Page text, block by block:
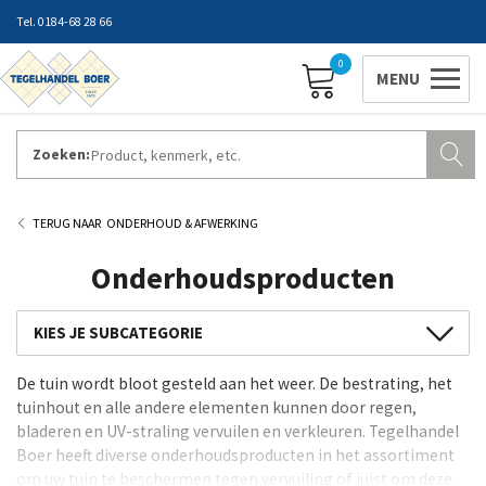
0184-68 28 66
0
Zoeken:
ZAKELIJK INLOGGEN
ONDERHOUD & AFWERKING
Onderhoudsproducten
Splitplaten en anti-worteldoek
Voegmiddelen
Lijm en diverse mortels
Drainage en afwatering
De tuin wordt bloot gesteld aan het weer. De bestrating, het
tuinhout en alle andere elementen kunnen door regen,
bladeren en UV-straling vervuilen en verkleuren. Tegelhandel
Boer heeft diverse onderhoudsproducten in het assortiment
om uw tuin te beschermen tegen vervuiling of juist om deze